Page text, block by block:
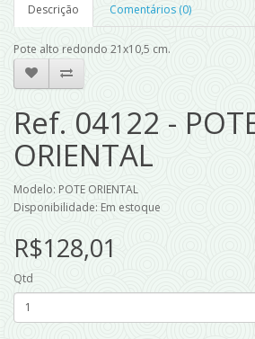
Descrição Comentários (0)
Pote alto redondo 21x10,5 cm.
Ref. 04122 -
ORIENTAL
Modelo: POTE ORIENTAL
Disponibilidade: Em estoque
R$128,01
Qtd